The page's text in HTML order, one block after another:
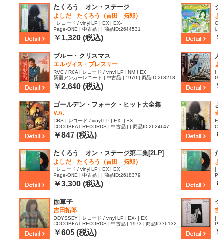
たくろう オン・ステージ
よしだ たくろう（吉田 拓郎）
| レコード / vinyl LP | EX | EX-
Page-ONE | 中古品 | | 商品ID:2644531
￥1,320 (税込)
ブルー・クリスマス
エルヴィス・プレスリー
RVC / RCA | レコード / vinyl LP | NM | EX
新宿アンカーレコード | 中古品 | 1970 | 商品ID:263218
7￥2,640 (税込)
|
ゴールデン・フォーク・ヒット大全集
V.A.
CBS | レコード / vinyl LP | EX- | EX
COCOBEAT RECORDS | 中古品 | | 商品ID:2624647
￥847 (税込)
たくろう オン・ステージ第二集[2LP]
よしだ たくろう（吉田 拓郎）
| レコード / vinyl LP | EX | EX
Page-ONE | 中古品 | | 商品ID:2618379
￥3,300 (税込)
|
伽草子
吉田拓郎
ODYSSEY | レコード / vinyl LP | EX- | EX
COCOBEAT RECORDS | 中古品 | 1973 | 商品ID:26132
20
￥605 (税込)
|